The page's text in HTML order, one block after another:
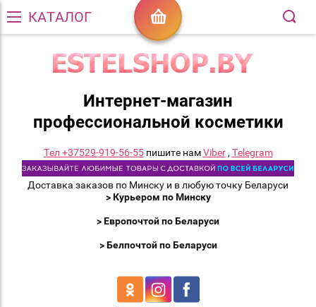
КАТАЛОГ
Интернет-магазин
профессиональной косметики
Тел +37529-919-56-55пишите намViber, Telegram
Доставка заказов по Минску и в любую точку Беларуси
> Курьером по Минску
> Европочтой по Беларуси
> Белпочтой по Беларуси